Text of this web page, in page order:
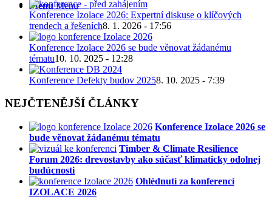
Menu Menu
Konference Izolace 2026: Expertní diskuse o klíčových
trendech a řešeních8. 1. 2026 - 17:56
Konference Izolace 2026 se bude věnovat žádanému
tématu10. 10. 2025 - 12:28
Konference Defekty budov 20258. 10. 2025 - 7:39
NEJČTENĚJŠÍ ČLÁNKY
Konference Izolace 2026 se
bude věnovat žádanému tématu
Timber & Climate Resilience
Forum 2026: drevostavby ako súčasť klimaticky odolnej
budúcnosti
Ohlédnutí za konferencí
IZOLACE 2026